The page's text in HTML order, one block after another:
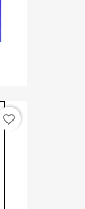
favorite_border